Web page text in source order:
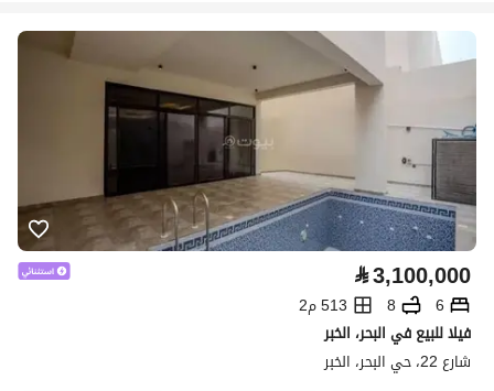
⃁3,100,000
6
8
513 م2
فيلا للبيع في البحر، الخبر
شارع 22، حي البحر، الخبر